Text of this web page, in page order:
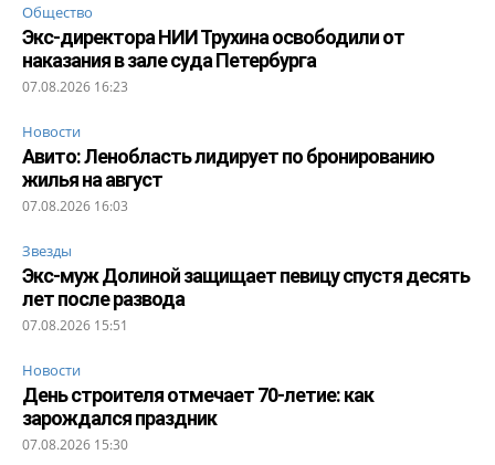
Общество
Экс-директора НИИ Трухина освободили от
наказания в зале суда Петербурга
07.08.2026 16:23
Новости
Авито: Ленобласть лидирует по бронированию
жилья на август
07.08.2026 16:03
Звезды
Экс-муж Долиной защищает певицу спустя десять
лет после развода
07.08.2026 15:51
Новости
День строителя отмечает 70-летие: как
зарождался праздник
07.08.2026 15:30